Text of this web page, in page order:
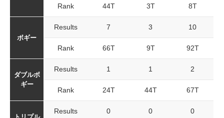
Rank 44T 3T 8T
ボギー
Results 7 3 10
Rank 66T 9T 92T
ダブルボ
ギー
Results 1 1 2
Rank 24T 44T 67T
Results 0 0 0